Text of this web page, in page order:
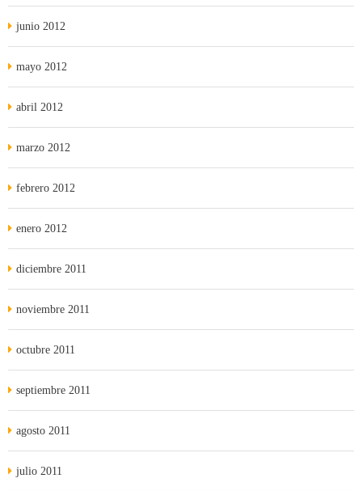
junio 2012
mayo 2012
abril 2012
marzo 2012
febrero 2012
enero 2012
diciembre 2011
noviembre 2011
octubre 2011
septiembre 2011
agosto 2011
julio 2011